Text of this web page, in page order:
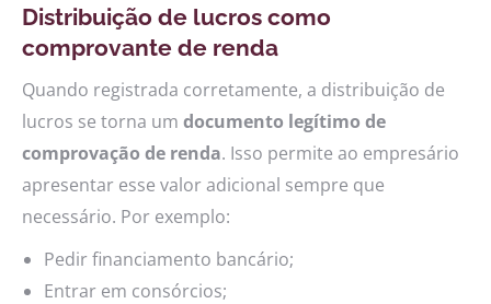
Distribuição de lucros como
comprovante de renda
Quando registrada corretamente, a distribuição de
lucros se torna um documento legítimo de
comprovação de renda. Isso permite ao empresário
apresentar esse valor adicional sempre que
necessário. Por exemplo:
Pedir financiamento bancário;
Entrar em consórcios;